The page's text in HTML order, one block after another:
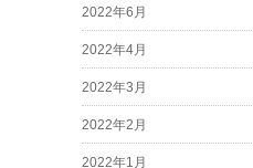
2022年6月
2022年4月
2022年3月
2022年2月
2022年1月